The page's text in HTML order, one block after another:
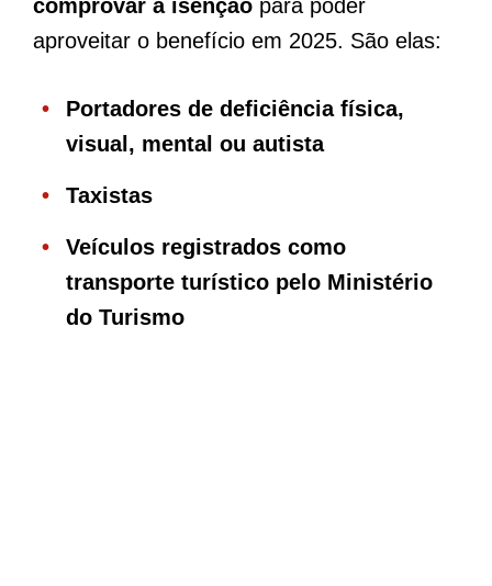
comprovar a isenção para poder
aproveitar o benefício em 2025. São elas:
Portadores de deficiência física,
visual, mental ou autista
Taxistas
Veículos registrados como
transporte turístico pelo Ministério
do Turismo